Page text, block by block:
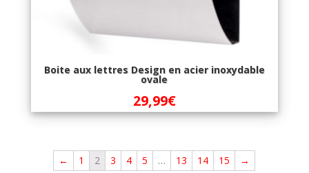
Boite aux lettres Design en acier inoxydable
ovale
29,99€
← 1 2 3 4 5 … 13 14 15 →